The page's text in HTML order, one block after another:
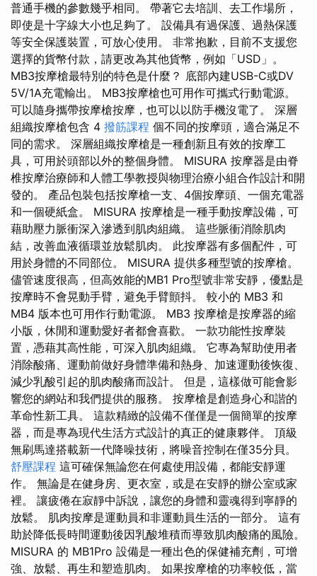
普通手機的參數幾乎相同。 帶著它去培訓、去工作場所，
即使是十字線大小也足夠了。 設備具有過保護、過熱保護
等安全保護裝置，可放心使用。 非常抱歉，目前不支援您
選擇的貨幣付款，請更改為其他貨幣，例如「USD」。
MB3按摩槍最特別的特色是什麼？ 底部內建USB-C或DV
5V/1A充電輸出。 MB3按摩槍也可用作可攜式行動電源。
可以隨身攜帶按摩槍按摩，也可以以防手機沒電了。 深層
組織按摩槍包含 4 撥筋課程 個不同的按摩頭，適合滿足不
同的需求。 深層組織按摩槍是一種創新且有效的按摩工
具，可用於頭部以外的整個身體。 MISURA 按摩器是由脊
椎按摩治療師和人體工學教授與物理治療小組合作設計和開
發的。 產品包裝​​包括按摩槍一支、4個按摩頭、一個充電器
和一個硬紙盒。 MISURA 按摩槍是一種手動按摩設備，可
藉助壓力脈衝深入滲透到肌肉組織。 這些脈衝消除肌肉
結，改善血液循環並放鬆肌肉。 此按摩器有多個配件，可
用於身體的不同部位。 MISURA 提供多種型號的按摩槍。
儘管速度很高，但高效能的MB1 Pro型號非常安靜，優點是
按摩時不會晃動手臂，避免手臂顫抖。 較小的 MB3 和
MB4 版本也可用作行動電源。 MB3 按摩槍是按摩器的縮
小版，休閒和運動愛好者都會喜歡。 一款功能性按摩裝
置，憑藉其高性能，可深入肌肉組織。 它專為幫助使用者
消除酸痛、運動前做好身體準備和熱身、加速運動後恢復、
減少乳酸引起的肌肉酸痛而設計。 但是，這樣做可能會影
響您的網站和我們提供的服務。 按摩槍是創造身心和諧的
革命性新工具。 這款精緻的設備不僅僅是一個簡單的按摩
器，而是專為現代生活方式設計的真正的健康夥伴。 頂級
無刷馬達搭載新一代降噪技術，將噪音控制在僅35分貝。
舒壓課程 這可確保無論您在何處使用設備，都能安靜運
作。 無論是在健身房、更衣室，或是在安靜的辦公室或家
裡。 讓疲倦在寂靜中訴說，讓您的身體和靈魂得到寧靜的
放鬆。 肌肉按摩是運動員和非運動員生活的一部分。 這有
助於降低長時間運動後因乳酸堆積而導致肌肉酸痛的風險。
MISURA 的 MB1Pro 設備是一種出色的保健補充劑，可增
強、放鬆、再生和塑造肌肉。 如果按摩槍的功率較低，當